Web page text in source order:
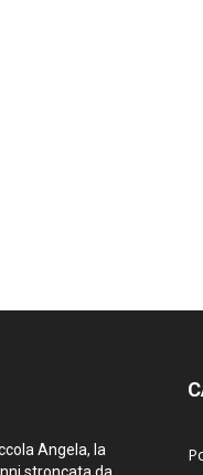
Angela, la